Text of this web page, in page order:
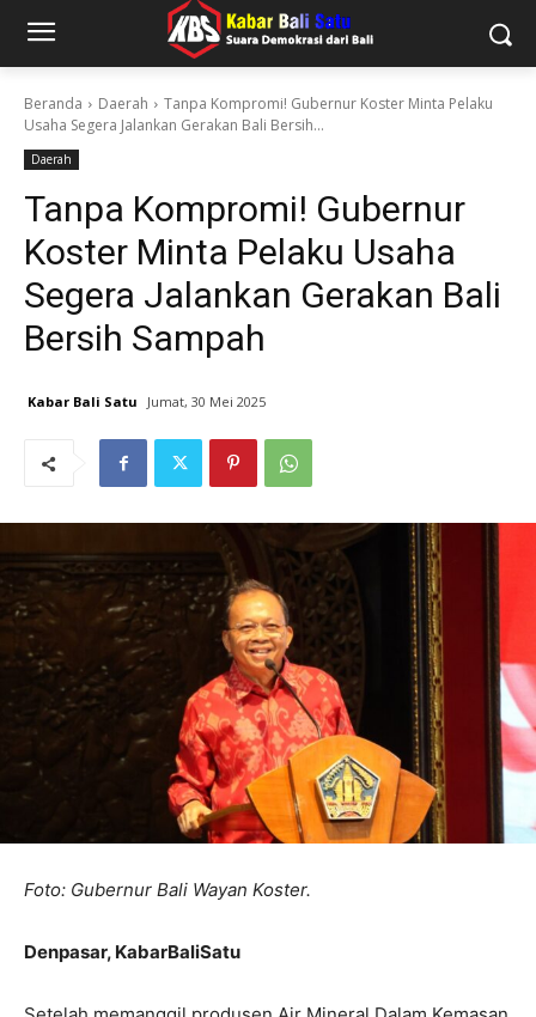
Beranda Daerah
Tanpa Kompromi! Gubernur Koster Minta Pelaku
Usaha Segera Jalankan Gerakan Bali Bersih...
Daerah
Tanpa Kompromi! Gubernur
Koster Minta Pelaku Usaha
Segera Jalankan Gerakan Bali
Bersih Sampah
Kabar Bali Satu Jumat, 30 Mei 2025
Foto: Gubernur Bali Wayan Koster.
Denpasar, KabarBaliSatu